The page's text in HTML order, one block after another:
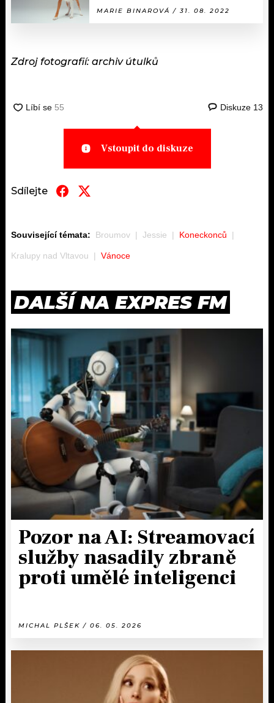
MARIE BINAROVÁ / 31. 08. 2022
Zdroj fotografií: archiv útulků
Diskuze 13
Vstoupit do diskuze
Sdílejte
Související témata: Broumov Jessie Koneckonců
Kralupy nad Vltavou Vánoce
DALŠÍ NA EXPRES FM
Pozor na AI: Streamovací
služby nasadily zbraně
proti umělé inteligenci
MICHAL PLŠEK / 06. 05. 2026